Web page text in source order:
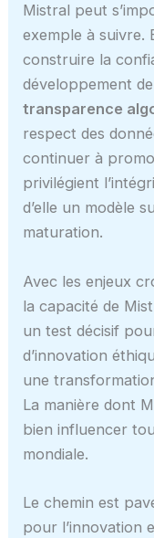
Mistral peut
exemple à suivre.
construire la
développement
transparence
respect des
continuer à
privilégient
d’elle un modèle
maturation.
Avec les enjeux
la capacité de
un test décisif
d’innovation
une
La manière dont
bien influencer
mondiale.
Le chemin est
pour l’innovation